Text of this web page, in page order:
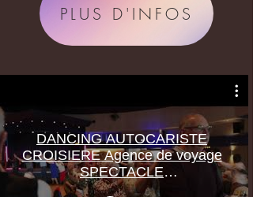
DANCING AUTOCARISTE
CROISIERE Agence de voyage
SPECTACLE
TRANSFORMISTE
PLUS D'INFOS